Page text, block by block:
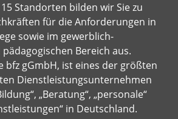
Standorten bilden wir Sie zu
für die Anforderungen in
sowie im gewerblich-
Bereich aus.
bfz gGmbH, ist eines der größten
Dienstleistungsunternehmen
„Beratung“, „personale“
in Deutschland.